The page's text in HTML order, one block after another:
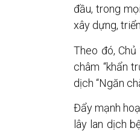
đầu, trong
xây dựng,
Theo đó,
châm “khẩn
dịch “Ngăn
Đẩy mạnh
lây lan dịch